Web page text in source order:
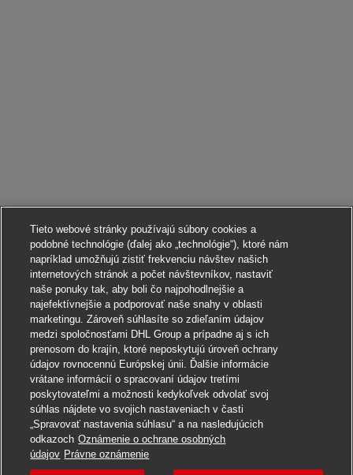
Uchádzať sa o toto pracovné miesto
Tieto webové stránky používajú súbory cookies a
podobné technológie (ďalej ako „technológie“), ktoré nám
napríklad umožňujú zistiť frekvenciu návštev našich
internetových stránok a počet návštevníkov, nastaviť
naše ponuky tak, aby boli čo najpohodlnejšie a
najefektívnejšie a podporovať naše snahy v oblasti
marketingu. Zároveň súhlasíte so zdieľaním údajov
medzi spoločnosťami DHL Group a prípadne aj s ich
prenosom do krajín, ktoré neposkytujú úroveň ochrany
údajov rovnocennú Európskej únii. Ďalšie informácie
vrátane informácií o spracovaní údajov tretími
poskytovateľmi a možnosti kedykoľvek odvolať svoj
súhlas nájdete vo svojich nastaveniach v časti
„Spravovať nastavenia súhlasu“ a na nasledujúcich
odkazoch Oznámenie o ochrane osobných
údajov Právne oznámenie